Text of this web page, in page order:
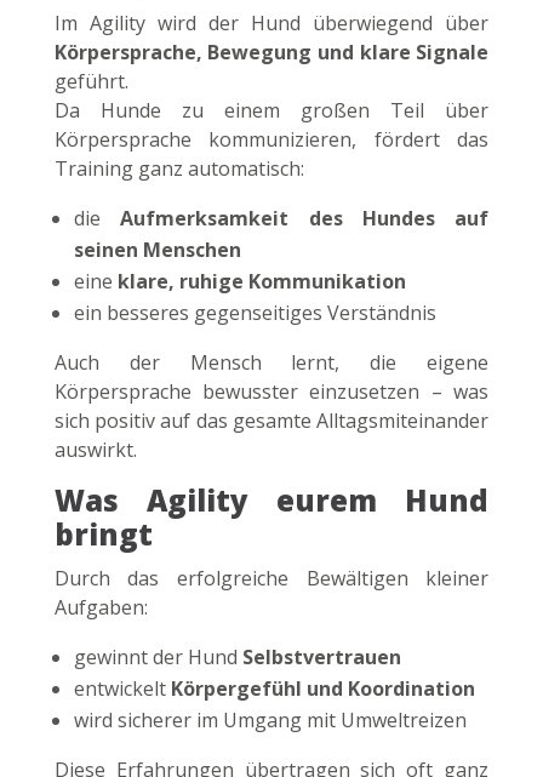
Im Agility wird der Hund überwiegend über
Körpersprache, Bewegung und klare Signale
geführt.
Da Hunde zu einem großen Teil über
Körpersprache kommunizieren, fördert das
Training ganz automatisch:
dieAufmerksamkeit des Hundes auf
seinen Menschen
eine klare, ruhige Kommunikation
ein besseres gegenseitiges Verständnis
Auch der Mensch lernt, die eigene
Körpersprache bewusster einzusetzen – was
sich positiv auf das gesamte Alltagsmiteinander
auswirkt.
Was Agility eurem Hund
bringt
Durch das erfolgreiche Bewältigen kleiner
Aufgaben:
gewinnt der Hund Selbstvertrauen
entwickelt Körpergefühl und Koordination
wird sicherer im Umgang mit Umweltreizen
Diese Erfahrungen übertragen sich oft ganz